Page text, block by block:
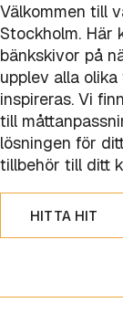
Välkommen till
Stockholm. Här
bänkskivor på
upplev alla
inspireras. Vi
till
lösningen för
tillbehör till ditt
HITTA HIT